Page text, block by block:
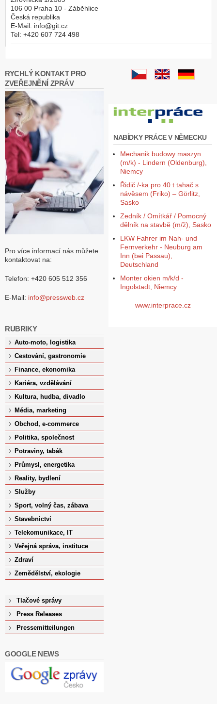
106 00 Praha 10 - Záběhlice
Česká republika
E-Mail: info@git.cz
Tel: +420 607 724 498
RYCHLÝ KONTAKT PRO
ZVEŘEJNĚNÍ ZPRÁV
Pro více informací nás můžete
kontaktovat na:
Telefon: +420 605 512 356
E-Mail: info@pressweb.cz
RUBRIKY
Auto-moto, logistika
Cestování, gastronomie
Finance, ekonomika
Kariéra, vzdělávání
Kultura, hudba, divadlo
Média, marketing
Obchod, e-commerce
Politika, společnost
Potraviny, tabák
Průmysl, energetika
Reality, bydlení
Služby
Sport, volný čas, zábava
Stavebnictví
Telekomunikace, IT
Veřejná správa, instituce
Zdraví
Zemědělství, ekologie
Tlačové správy
Press Releases
Pressemitteilungen
GOOGLE NEWS
NABÍDKY PRÁCE V NĚMECKU
Mechanik budowy maszyn
(m/k) - Lindern (Oldenburg),
Niemcy
Řidič /-ka pro 40 t tahač s
návěsem (Friko) – Görlitz,
Sasko
Zedník / Omítkář / Pomocný
dělník na stavbě (m/ž), Sasko
LKW Fahrer im Nah- und
Fernverkehr - Neuburg am
Inn (bei Passau),
Deutschland
Monter okien m/k/d -
Ingolstadt, Niemcy
www.interprace.cz